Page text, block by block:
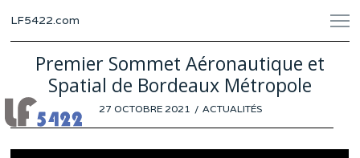
LF5422.com
Premier Sommet Aéronautique et
Spatial de Bordeaux Métropole
POSTED
27 OCTOBRE 2021 27ACTUALITÉS